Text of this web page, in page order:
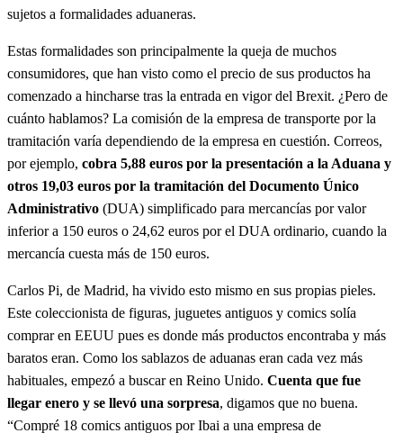
sujetos a formalidades aduaneras.
Estas formalidades son principalmente la queja de muchos
consumidores, que han visto como el precio de sus productos ha
comenzado a hincharse tras la entrada en vigor del Brexit. ¿Pero de
cuánto hablamos? La comisión de la empresa de transporte por la
tramitación varía dependiendo de la empresa en cuestión. Correos,
por ejemplo, cobra 5,88 euros por la presentación a la Aduana y
otros 19,03 euros por la tramitación del Documento Único
Administrativo (DUA) simplificado para mercancías por valor
inferior a 150 euros o 24,62 euros por el DUA ordinario, cuando la
mercancía cuesta más de 150 euros.
Carlos Pi, de Madrid, ha vivido esto mismo en sus propias pieles.
Este coleccionista de figuras, juguetes antiguos y comics solía
comprar en EEUU pues es donde más productos encontraba y más
baratos eran. Como los sablazos de aduanas eran cada vez más
habituales, empezó a buscar en Reino Unido. Cuenta que fue
llegar enero y se llevó una sorpresa, digamos que no buena.
“Compré 18 comics antiguos por Ibai a una empresa de